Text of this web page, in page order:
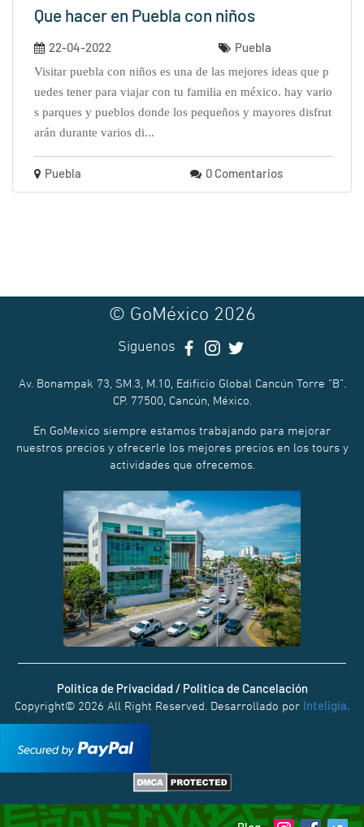
Que hacer en Puebla con niños
22-04-2022 Puebla
visitar puebla con niños es una de las mejores ideas que p
uedes tener para viajar con tu familia en méxico. hay vario
s parques y pueblos donde los pequeños y mayores disfrut
arán durante varios di...
Puebla 0 Comentarios
© GoMéxico 2026
Siguenos
Av. Bonampak 73, SM.3, M.10, Edificio Global Cancún Torre “B”.
CP. 77500, Cancún, México.
En GoMexico siempre estamos trabajando para mejorar
nuestros precios y ofrecerle los mejores precios en los tours y
actividades que ofrecemos.
Politica de Privacidad / Politica de Cancelación
Copyright© 2026 All Right Reserved. Desarrollado por Inteligia.